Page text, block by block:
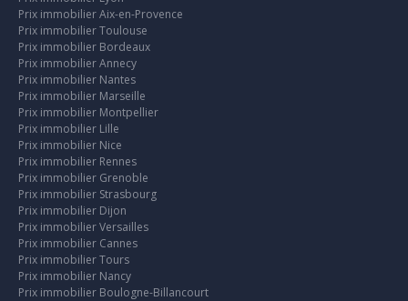
Prix immobilier Aix-en-Provence
Prix immobilier Toulouse
Prix immobilier Bordeaux
Prix immobilier Annecy
Prix immobilier Nantes
Prix immobilier Marseille
Prix immobilier Montpellier
Prix immobilier Lille
Prix immobilier Nice
Prix immobilier Rennes
Prix immobilier Grenoble
Prix immobilier Strasbourg
Prix immobilier Dijon
Prix immobilier Versailles
Prix immobilier Cannes
Prix immobilier Tours
Prix immobilier Nancy
Prix immobilier Boulogne-Billancourt